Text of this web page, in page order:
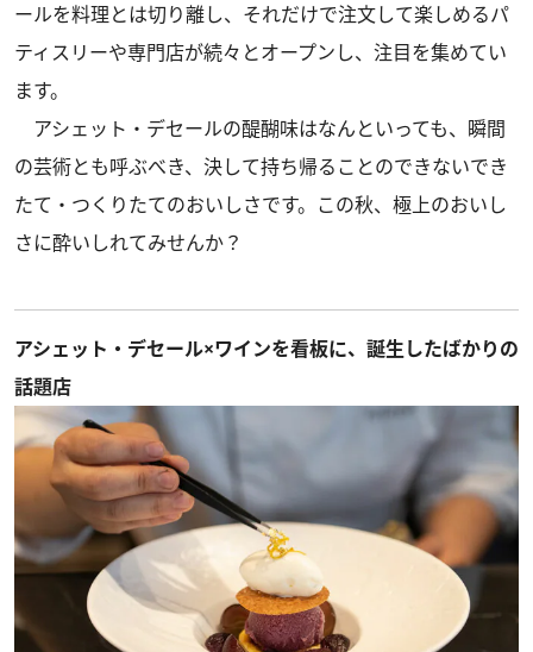
ールを料理とは切り離し、それだけで注文して楽しめるパ
ティスリーや専門店が続々とオープンし、注目を集めてい
ます。
アシェット・デセールの醍醐味はなんといっても、瞬間
の芸術とも呼ぶべき、決して持ち帰ることのできないでき
たて・つくりたてのおいしさです。この秋、極上のおいし
さに酔いしれてみせんか？
アシェット・デセール×ワインを看板に、誕生したばかりの
話題店